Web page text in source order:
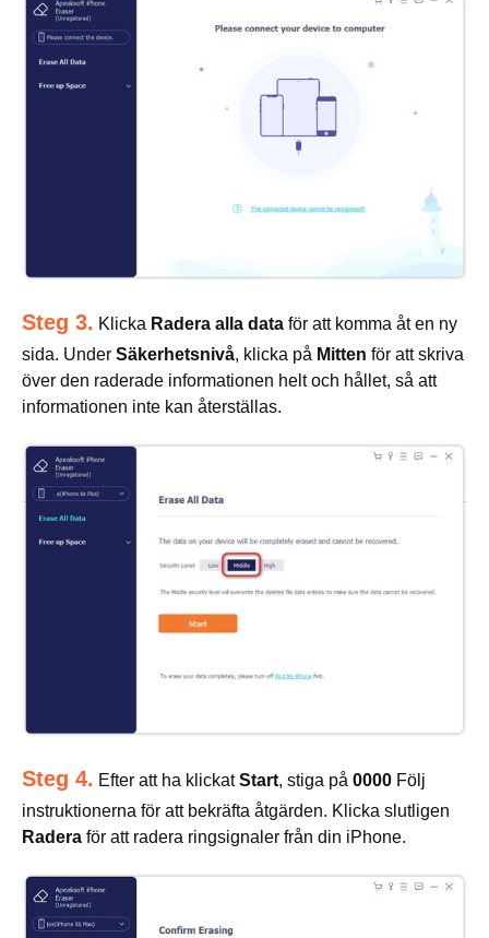
Steg 3. Klicka Radera alla data för att komma åt en ny
sida. Under Säkerhetsnivå, klicka på Mitten för att skriva
över den raderade informationen helt och hållet, så att
informationen inte kan återställas.
Steg 4. Efter att ha klickatStart, stiga på 0000 Följ
instruktionerna för att bekräfta åtgärden. Klicka slutligen
Radera för att radera ringsignaler från din iPhone.